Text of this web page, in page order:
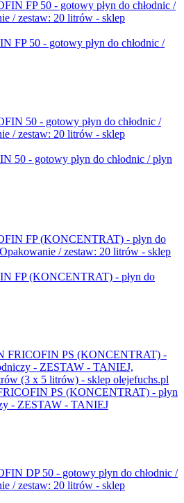
FP 50 - gotowy płyn do chłodnic /
50 - gotowy płyn do chłodnic / płyn
FP (KONCENTRAT) - płyn do
PS (KONCENTRAT) - płyn
- ZESTAW - TANIEJ